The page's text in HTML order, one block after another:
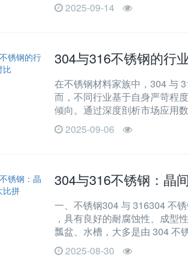
2025-09-14
304与316不锈钢的行
在不锈钢材料家族中，304 与
而，不同行业基于自身严苛程
倾向。通过深度剖析市场应用
2025-09-06
304与316不锈钢：晶
一、不锈钢304 与 316​304 不
，具有良好的耐腐蚀性、成型
瓢盆、水槽，大多是由 304 不
2025-08-30